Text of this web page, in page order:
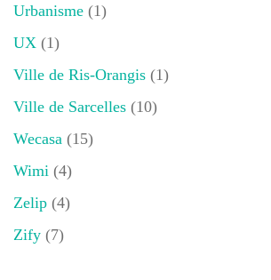
Urbanisme (1)
UX (1)
Ville de Ris-Orangis (1)
Ville de Sarcelles (10)
Wecasa (15)
Wimi (4)
Zelip (4)
Zify (7)